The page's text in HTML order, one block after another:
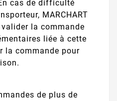
cas de difficulté
MARCHART
la commande
liée à cette
la commande pour
de plus de